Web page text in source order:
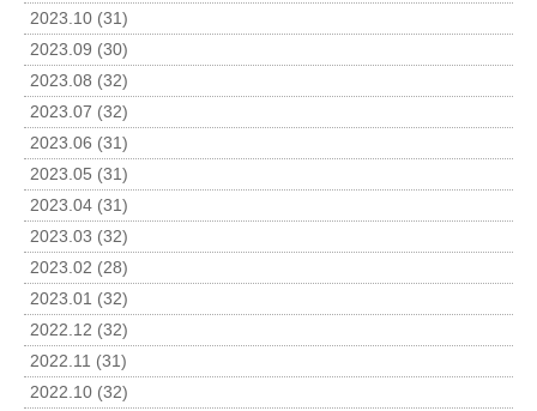
2023.10 (31)
2023.09 (30)
2023.08 (32)
2023.07 (32)
2023.06 (31)
2023.05 (31)
2023.04 (31)
2023.03 (32)
2023.02 (28)
2023.01 (32)
2022.12 (32)
2022.11 (31)
2022.10 (32)